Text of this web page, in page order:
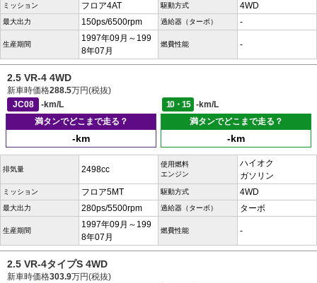
ミッション フロア4AT 駆動方式 4WD
最大出力 150ps/6500rpm 過給器（ターボ） -
生産期間
1997年09月～199
8年07月
燃費性能 -
2.5 VR-4 4WD
新車時価格288.5万円(税抜)
JC08
-km/L 10・15
-km/L
満タンでどこまで走る？
-km
満タンでどこまで走る？
-km
排気量 2498cc
使用燃料
エンジン
ハイオク
ガソリン
ミッション フロア5MT 駆動方式 4WD
最大出力 280ps/5500rpm 過給器（ターボ） ターボ
生産期間
1997年09月～199
8年07月
燃費性能 -
2.5 VR-4タイプS 4WD
新車時価格303.9万円(税抜)